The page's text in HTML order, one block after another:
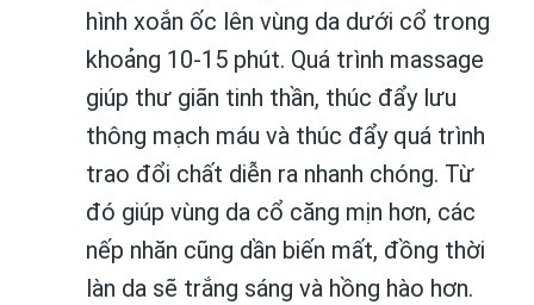
hình xoắn ốc lên vùng da dưới cổ trong
khoảng 10-15 phút. Quá trình massage
giúp thư giãn tinh thần, thúc đẩy lưu
thông mạch máu và thúc đẩy quá trình
trao đổi chất diễn ra nhanh chóng. Từ
đó giúp vùng da cổ căng mịn hơn, các
nếp nhăn cũng dần biến mất, đồng thời
làn da sẽ trắng sáng và hồng hào hơn.